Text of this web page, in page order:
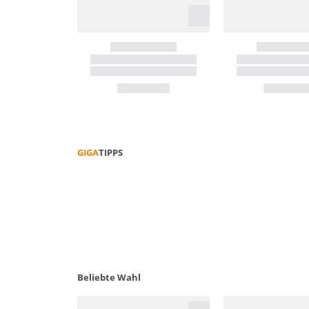
GIGATIPPS
Beliebte Wahl